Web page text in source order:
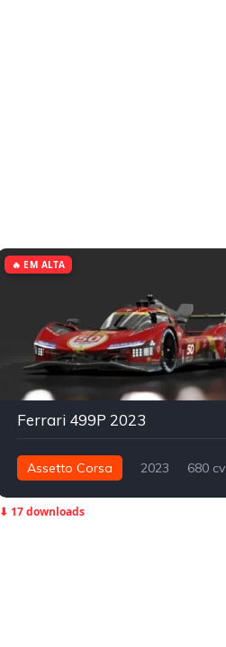
Ferrari 499P 2023
Assetto Corsa 2023
680 cv
Track
🔥 EM ALTA
⬇ 17 downloads